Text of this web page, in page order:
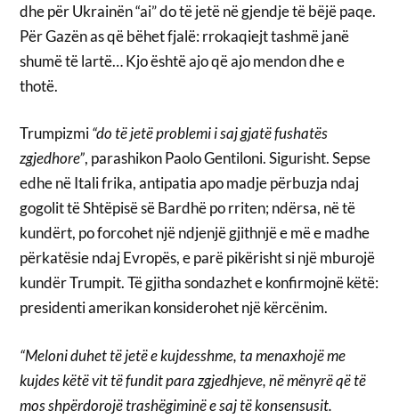
dhe për Ukrainën “ai” do të jetë në gjendje të bëjë paqe.
Për Gazën as që bëhet fjalë: rrokaqiejt tashmë janë
shumë të lartë… Kjo është ajo që ajo mendon dhe e
thotë.
Trumpizmi“do të jetë problemi i saj gjatë fushatës
zgjedhore”, parashikon Paolo Gentiloni. Sigurisht. Sepse
edhe në Itali frika, antipatia apo madje përbuzja ndaj
gogolit të Shtëpisë së Bardhë po rriten; ndërsa, në të
kundërt, po forcohet një ndjenjë gjithnjë e më e madhe
përkatësie ndaj Evropës, e parë pikërisht si një mburojë
kundër Trumpit. Të gjitha sondazhet e konfirmojnë këtë:
presidenti amerikan konsiderohet një kërcënim.
“Meloni duhet të jetë e kujdesshme, ta menaxhojë me
kujdes këtë vit të fundit para zgjedhjeve, në mënyrë që të
mos shpërdorojë trashëgiminë e saj të konsensusit.